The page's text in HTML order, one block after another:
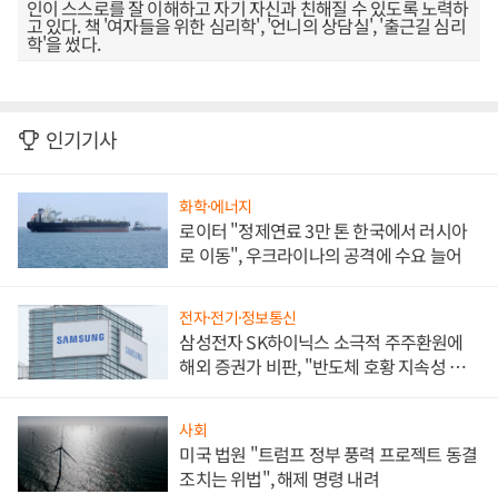
인이 스스로를 잘 이해하고 자기 자신과 친해질 수 있도록 노력하
고 있다. 책 '여자들을 위한 심리학', '언니의 상담실', '출근길 심리
학'을 썼다.
인기기사
화학·에너지
로이터 "정제연료 3만 톤 한국에서 러시아
로 이동", 우크라이나의 공격에 수요 늘어
전자·전기·정보통신
삼성전자 SK하이닉스 소극적 주주환원에
해외 증권가 비판, "반도체 호황 지속성 의
사회
미국 법원 "트럼프 정부 풍력 프로젝트 동결
조치는 위법", 해제 명령 내려